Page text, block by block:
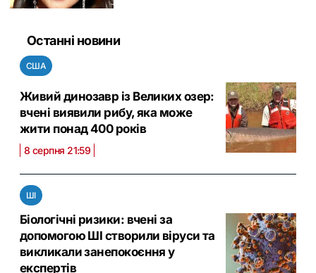
Останні новини
США
Живий динозавр із Великих озер:
вчені виявили рибу, яка може
жити понад 400 років
8 серпня 21:59
ШІ
Біологічні ризики: вчені за
допомогою ШІ створили віруси та
викликали занепокоєння у
експертів